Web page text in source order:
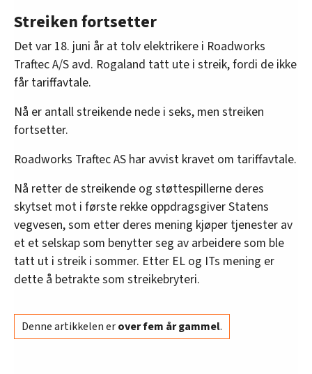
Streiken fortsetter
Det var 18. juni år at tolv elektrikere i Roadworks
Traftec A/S avd. Rogaland tatt ute i streik, fordi de ikke
får tariffavtale.
Nå er antall streikende nede i seks, men streiken
fortsetter.
Roadworks Traftec AS har avvist kravet om tariffavtale.
Nå retter de streikende og støttespillerne deres
skytset mot i første rekke oppdragsgiver Statens
vegvesen, som etter deres mening kjøper tjenester av
et et selskap som benytter seg av arbeidere som ble
tatt ut i streik i sommer. Etter EL og ITs mening er
dette å betrakte som streikebryteri.
Denne artikkelen erover fem år gammel.